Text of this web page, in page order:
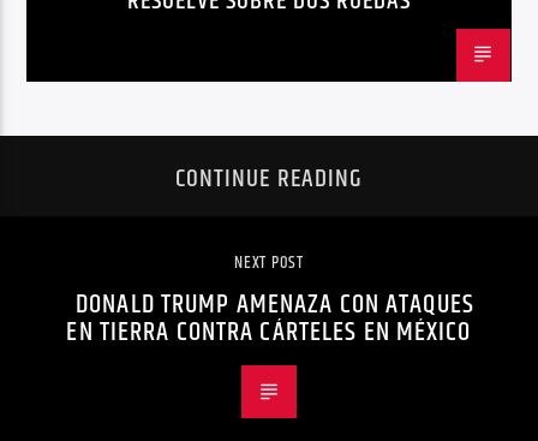
MOVILIDAD ACTIVA QUITO
MOVILIDAD SOSTENIBLE QUITO
CONTINUE READING
NEXT POST
DONALD TRUMP AMENAZA CON ATAQUES
EN TIERRA CONTRA CÁRTELES EN MÉXICO